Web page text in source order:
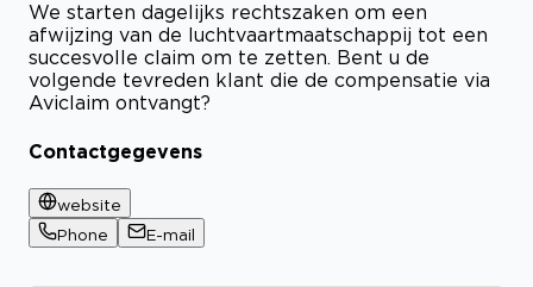
We starten dagelijks rechtszaken om een
afwijzing van de luchtvaartmaatschappij tot een
succesvolle claim om te zetten. Bent u de
volgende tevreden klant die de compensatie via
Aviclaim ontvangt?
Contactgegevens
website
Phone
E-mail